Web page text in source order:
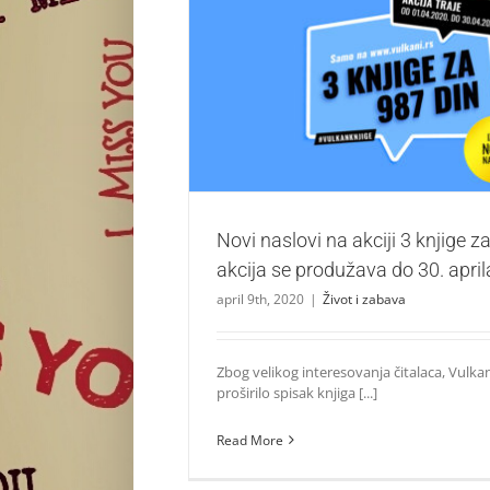
Novi naslovi na akciji 3 knjige za 987
produžava do 30. aprila
Život i zabava
Novi naslovi na akciji 3 knjige
akcija se produžava do 30.
april 9th, 2020 | Život i zabava
Zbog velikog interesovanja čitalaca,
proširilo spisak knjiga [...]
Read More